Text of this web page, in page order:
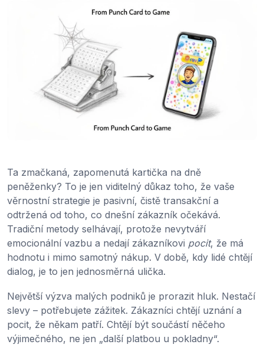
Ta zmačkaná, zapomenutá kartička na dně
peněženky? To je jen viditelný důkaz toho, že vaše
věrnostní strategie je pasivní, čistě transakční a
odtržená od toho, co dnešní zákazník očekává.
Tradiční metody selhávají, protože nevytváří
emocionální vazbu a nedají zákazníkovi pocit, že má
hodnotu i mimo samotný nákup. V době, kdy lidé chtějí
dialog, je to jen jednosměrná ulička.
Největší výzva malých podniků je prorazit hluk. Nestačí
slevy – potřebujete zážitek. Zákazníci chtějí uznání a
pocit, že někam patří. Chtějí být součástí něčeho
výjimečného, ne jen „další platbou u pokladny“.